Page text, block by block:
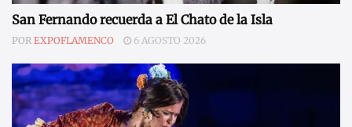
San Fernando recuerda a El Chato de la Isla
POR EXPOFLAMENCO 6 AGOSTO 2026